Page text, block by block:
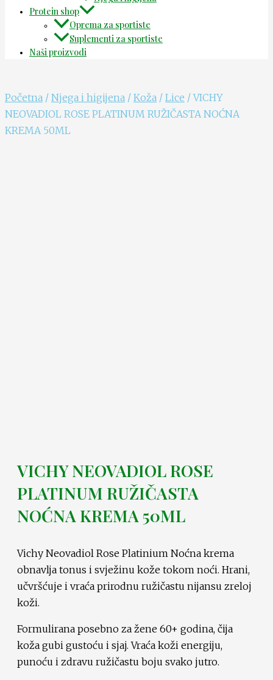
Protein shop
Oprema za sportiste
Suplementi za sportiste
Naši proizvodi
Početna / Njega i higijena / Koža / Lice / VICHY
NEOVADIOL ROSE PLATINUM RUŽIČASTA NOĆNA
KREMA 50ML
VICHY NEOVADIOL ROSE
PLATINUM RUŽIČASTA
NOĆNA KREMA 50ML
Vichy Neovadiol Rose Platinium Noćna krema
obnavlja tonus i svježinu kože tokom noći. Hrani,
učvršćuje i vraća prirodnu ružičastu nijansu zreloj
koži.
Formulirana posebno za žene 60+ godina, čija
koža gubi gustoću i sjaj. Vraća koži energiju,
punoću i zdravu ružičastu boju svako jutro.